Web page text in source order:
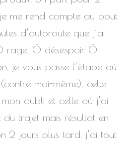
me rend compte au bout
d’autoroute que j’ai
rage, Ô désespoir, Ô
je vous passe l’étape où
moi-même), celle
oubli et celle où j’ai
trajet mais résultat en
2 jours plus tard, j’ai tout